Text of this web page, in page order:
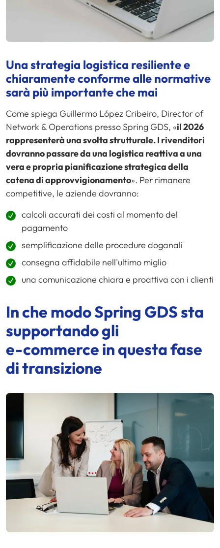
Una strategia logistica resiliente e
chiaramente conforme alle normative
sarà più importante che mai
Come spiega Guillermo López Cribeiro, Director of
Network & Operations presso Spring GDS, «il 2026
rappresenterà una svolta strutturale. I rivenditori
dovranno passare da una logistica reattiva a una
vera e propria pianificazione strategica della
catena di approvvigionamento». Per rimanere
competitive, le aziende dovranno:
calcoli accurati dei costi al momento del
pagamento
semplificazione delle procedure doganali
consegna affidabile nell'ultimo miglio
una comunicazione chiara e proattiva con i clienti
In che modoSpring GDSsta
supportando gli
e-commerce in questa fase
di transizione